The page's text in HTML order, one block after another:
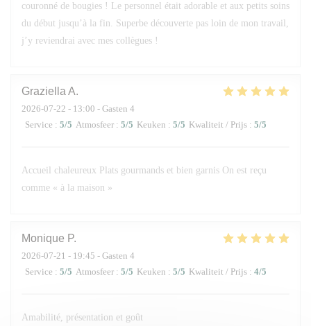
couronné de bougies ! Le personnel était adorable et aux petits soins
du début jusqu’à la fin. Superbe découverte pas loin de mon travail,
j’y reviendrai avec mes collègues !
Graziella A
2026-07-22 - 13:00 - Gasten 4
Service : 5/5 Atmosfeer : 5/5 Keuken : 5/5 Kwaliteit / Prijs : 5/5
Accueil chaleureux Plats gourmands et bien garnis On est reçu
comme « à la maison »
Monique P
2026-07-21 - 19:45 - Gasten 4
Service : 5/5 Atmosfeer : 5/5 Keuken : 5/5 Kwaliteit / Prijs : 4/5
Amabilité, présentation et goût